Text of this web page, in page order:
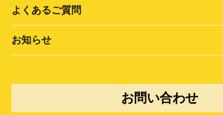
よくあるご質問
お知らせ
お問い合わせ